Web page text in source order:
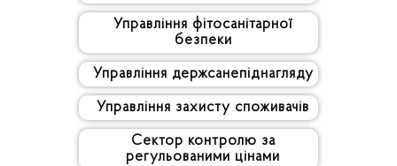
Управління фітосанітарної
безпеки
Управління держсанепіднагляду
Управління захисту споживачів
Сектор контролю за
регульованими цінами